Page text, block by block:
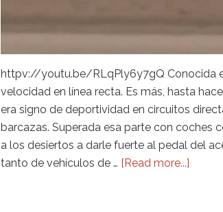
httpv://youtu.be/RLqPly6y7gQ Conocida
velocidad en línea recta. Es más, hasta
era signo de deportividad en circuitos
barcazas. Superada esa parte con coches
a los desiertos a darle fuerte al pedal del
tanto de vehículos de … [Read more...]